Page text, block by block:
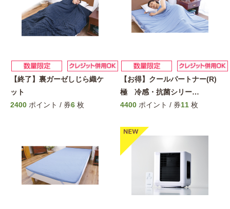
【終了】裏ガーゼしじら織ケ
ット
2400 ポイント / 券6 枚
【お得】クールパートナー(R)
極 冷感・抗菌シリー…
4400 ポイント / 券11 枚